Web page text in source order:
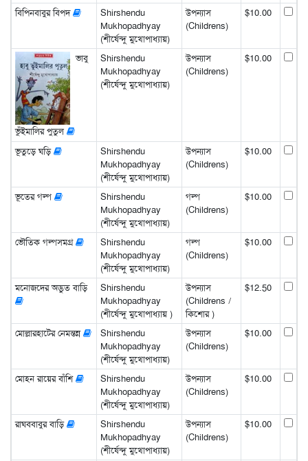
বিপিনবাবুর বিপদ
Shirshendu
Mukhopadhyay
(শীর্ষেন্দু মুখোপাধ্যায়)
উপন্যাস
(Childrens)
$10.00
ভাবু
ভুঁইমালির পুতুল
Shirshendu
Mukhopadhyay
(শীর্ষেন্দু মুখোপাধ্যায়)
উপন্যাস
(Childrens)
$10.00
ভূতুড়ে ঘড়ি
Shirshendu
Mukhopadhyay
(শীর্ষেন্দু মুখোপাধ্যায়)
উপন্যাস
(Childrens)
$10.00
ভূতের গল্প
Shirshendu
Mukhopadhyay
(শীর্ষেন্দু মুখোপাধ্যায়)
গল্প
(Childrens)
$10.00
ভৌতিক গল্পসমগ্র
Shirshendu
Mukhopadhyay
(শীর্ষেন্দু মুখোপাধ্যায়)
গল্প
(Childrens)
$10.00
মনোজদের অদ্ভুত বাড়ি
Shirshendu
Mukhopadhyay
(শীর্ষেন্দু মুখোপাধ্যায় )
উপন্যাস
(Childrens /
কিশোর )
$12.50
মোল্লারহাটের নেমন্তন্ন
Shirshendu
Mukhopadhyay
(শীর্ষেন্দু মুখোপাধ্যায়)
উপন্যাস
(Childrens)
$10.00
মোহন রায়ের বাঁশি
Shirshendu
Mukhopadhyay
(শীর্ষেন্দু মুখোপাধ্যায়)
উপন্যাস
(Childrens)
$10.00
রাঘববাবুর বাড়ি
Shirshendu
Mukhopadhyay
(শীর্ষেন্দু মুখোপাধ্যায়)
উপন্যাস
(Childrens)
$10.00